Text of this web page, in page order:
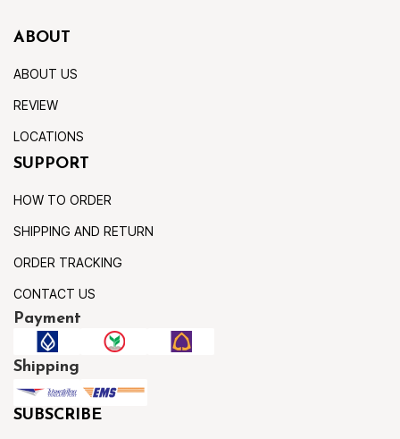
ABOUT
ABOUT US
REVIEW
LOCATIONS
SUPPORT
HOW TO ORDER
SHIPPING AND RETURN
ORDER TRACKING
CONTACT US
Payment
Shipping
SUBSCRIBE